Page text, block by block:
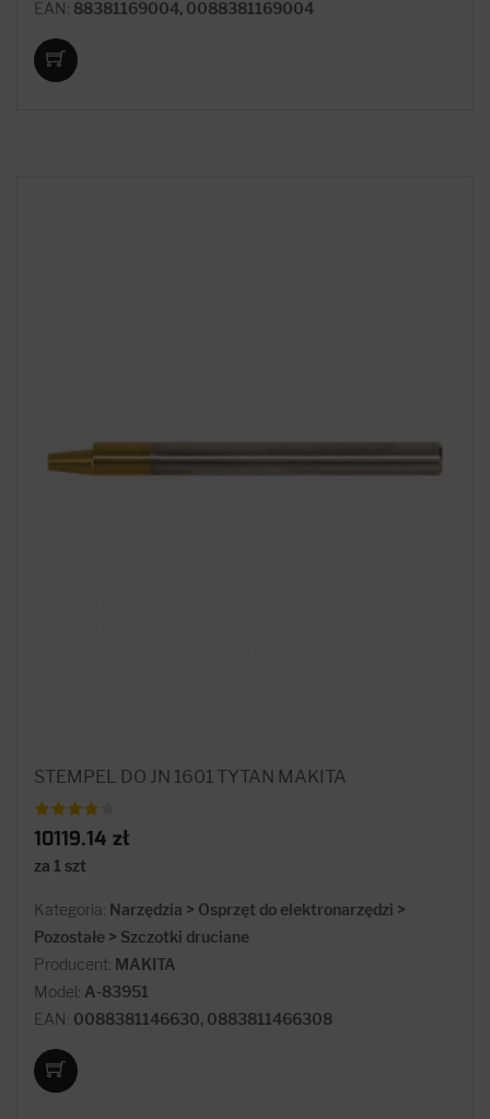
EAN: 88381169004, 0088381169004
STEMPEL DO JN 1601 TYTAN MAKITA
10119.14 zł
za 1 szt
Kategoria: Narzędzia > Osprzęt do elektronarzędzi >
Pozostałe > Szczotki druciane
Producent: MAKITA
Model: A-83951
EAN: 0088381146630, 0883811466308